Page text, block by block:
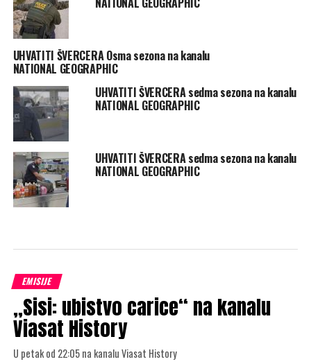
UHVATITI ŠVERCERA Osma sezona na kanalu
NATIONAL GEOGRAPHIC
UHVATITI ŠVERCERA sedma sezona na kanalu
NATIONAL GEOGRAPHIC
UHVATITI ŠVERCERA sedma sezona na kanalu
NATIONAL GEOGRAPHIC
EMISIJE
„Sisi: ubistvo carice“ na kanalu
Viasat History
U petak od 22:05 na kanalu Viasat History